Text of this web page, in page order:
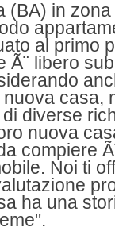
(BA) in
al primo
libero
casa,
diverse
nuova
compiere
Noi ti
ha una